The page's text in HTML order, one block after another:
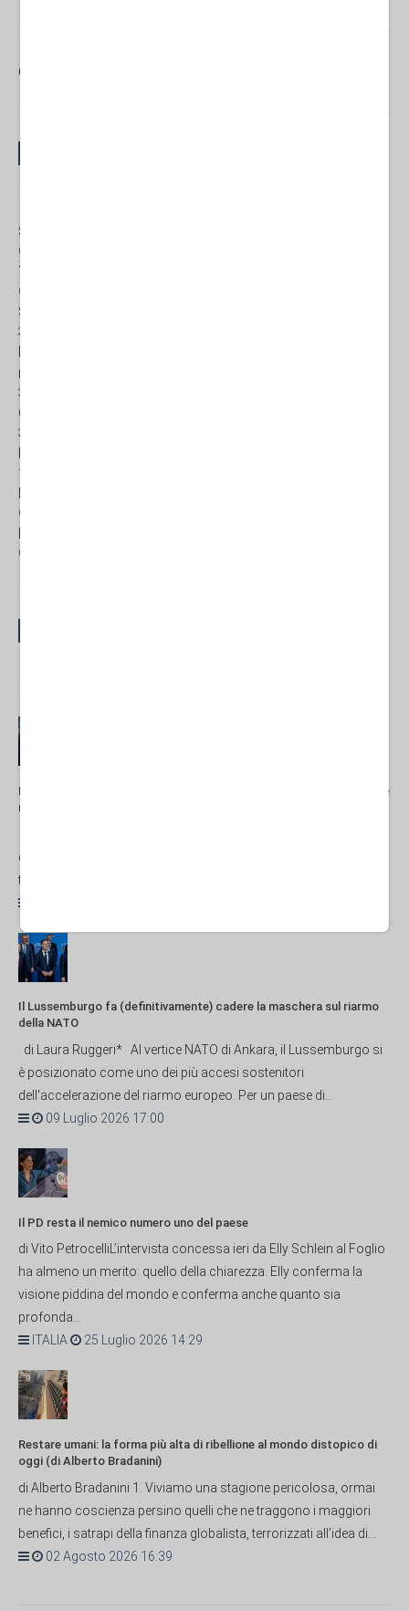
Condividi:
Succubi e complici di americani ed israeliani
05 Agosto 2026 18:00
Tecnopolitica: la svolta totalitaria
01 Agosto 2026 11:30
Se Pirlo avesse lavorato per un marchio sionista?
27 Luglio 2026 12:00
Il campo largo del centrosinistra ristretto ai soliti
noti
25 Luglio 2026 10:00
Quanto vale una vita?
21 Luglio 2026 07:00
L' Occidente adora la guerra
16 Luglio 2026 11:30
L'estate degli italiani tra vacanze e sfruttamento
09 Luglio 2026 17:30
Liberali e nazionalisti: trova le differenze
01 Luglio 2026 15:00
Ma perché Donald Trump continua ad insultare l'Italia? La risposta è
molto semplice
democrazia del mondo, che fa allusioni sessuali persino ai figli,
torna a irridere la presidente del Consiglio italiana,...
Il Lussemburgo fa (definitivamente) cadere la maschera sul riarmo
della NATO
di Laura Ruggeri* Al vertice NATO di Ankara, il Lussemburgo si
è posizionato come uno dei più accesi sostenitori
dell'accelerazione del riarmo europeo. Per un paese di...
09 Luglio 2026 17:00
Il PD resta il nemico numero uno del paese
di Vito PetrocelliL’intervista concessa ieri da Elly Schlein al Foglio
ha almeno un merito: quello della chiarezza. Elly conferma la
visione piddina del mondo e conferma anche quanto sia
profonda...
ITALIA
25 Luglio 2026 14:29
Restare umani: la forma più alta di ribellione al mondo distopico di
oggi (di Alberto Bradanini)
di Alberto Bradanini 1. Viviamo una stagione pericolosa, ormai
ne hanno coscienza persino quelli che ne traggono i maggiori
benefici, i satrapi della finanza globalista, terrorizzati all’idea di...
02 Agosto 2026 16:39